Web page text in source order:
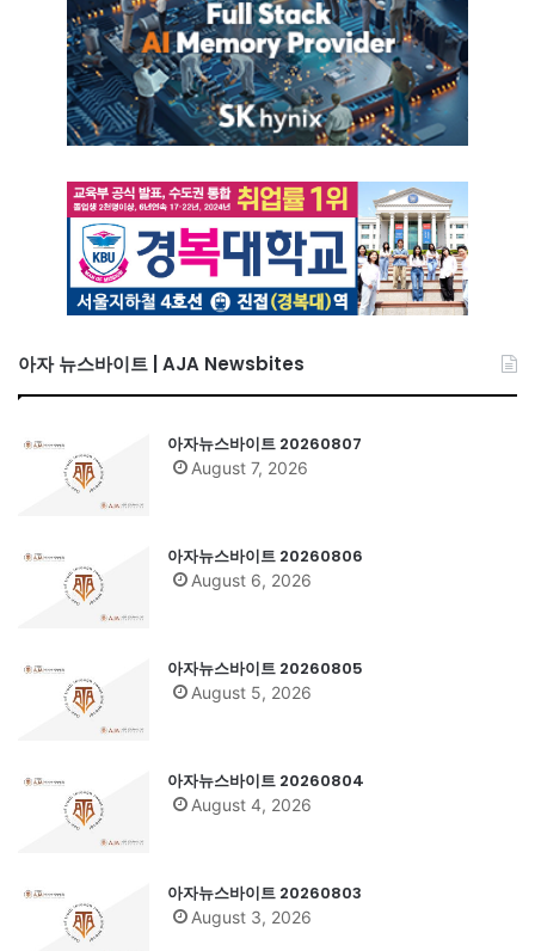
아자 뉴스바이트 | AJA Newsbites
아자뉴스바이트 20260807
August 7, 2026
아자뉴스바이트 20260806
August 6, 2026
아자뉴스바이트 20260805
August 5, 2026
아자뉴스바이트 20260804
August 4, 2026
아자뉴스바이트 20260803
August 3, 2026